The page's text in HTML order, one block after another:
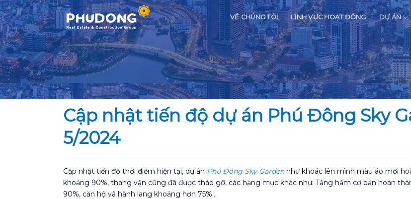
Skip
to
content
VỀ CHÚNG TÔI LĨNH VỰC HOẠT ĐỘNG DỰ ÁN
Cập nhật tiến độ dự án Phú Đông Sky
5/2024
Cập nhật tiến độ thời điểm hiện tại, dự án Phú Đông Sky Gardennhư khoác lên mình màu áo mới
khoảng 90%, thang vận cũng đã được tháo gỡ, các hạng mục khác như: Tầng hầm cơ bản hoàn
90%, căn hộ và hành lang khoảng hơn 75%…